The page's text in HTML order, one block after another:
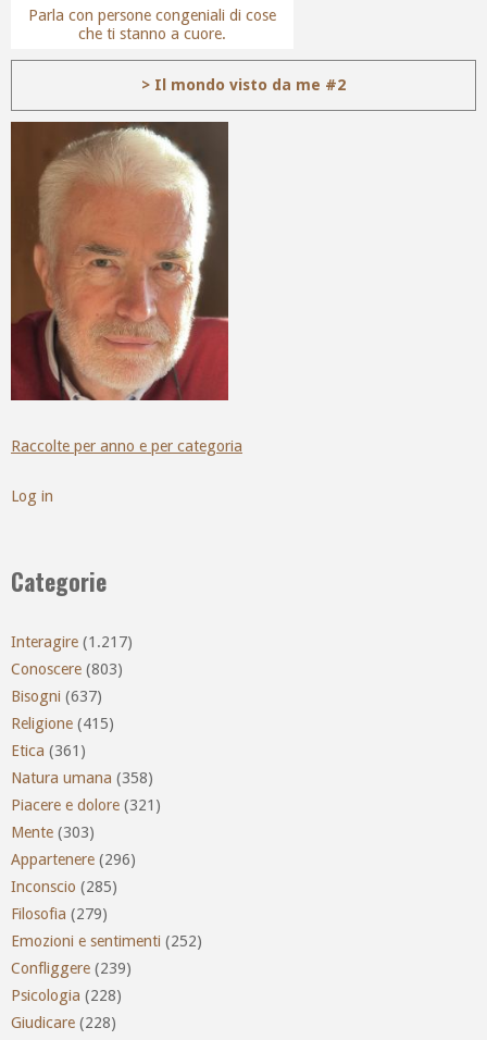
Parla con persone congeniali di cose
che ti stanno a cuore.
> Il mondo visto da me #2
Raccolte per anno e per categoria
Log in
Categorie
Interagire (1.217)
Conoscere (803)
Bisogni (637)
Religione (415)
Etica (361)
Natura umana (358)
Piacere e dolore (321)
Mente (303)
Appartenere (296)
Inconscio (285)
Filosofia (279)
Emozioni e sentimenti (252)
Confliggere (239)
Psicologia (228)
Giudicare (228)